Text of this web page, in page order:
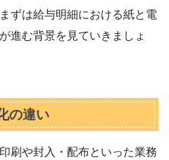
ずは給与明細における紙と電
進む背景を見ていきましょ
の違い
刷や封入・配布といった業務